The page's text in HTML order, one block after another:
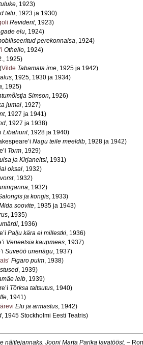
, 1923)
talu, 1923 ja 1930)
Revident, 1923)
elu, 1924)
perekonnaisa, 1924)
Othello, 1924)
, 1925)
Vilde Tabamata ime, 1925 ja 1942)
, 1925, 1930 ja 1934)
, 1925)
Simson, 1926)
jumal, 1927)
, 1927 ja 1941)
, 1927 ja 1938)
Libahunt, 1928 ja 1940)
Nagu teile meeldib, 1928 ja 1942)
Torm, 1929)
ja Kirjaneitsi, 1931)
oksal, 1932)
, 1932)
, 1932)
ja kongis, 1933)
soovite, 1935 ja 1943)
, 1935)
, 1936)
Palju kära ei millestki, 1936)
Veneetsia kaupmees, 1937)
Suveöö unenägu, 1937)
Figaro pulm, 1938)
, 1939)
leib, 1939)
Tõrksa taltsutus, 1940)
, 1941)
Elu ja armastus, 1942)
, 1945 Stockholmi Eesti Teatris)
näitlejannaks. Jooni Marta Parika lavatööst. –